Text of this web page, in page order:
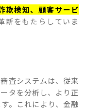
欺検知、顧客サービ
新をもたらしていま
査システムは、従来
タを分析し、より正
。これにより、金融